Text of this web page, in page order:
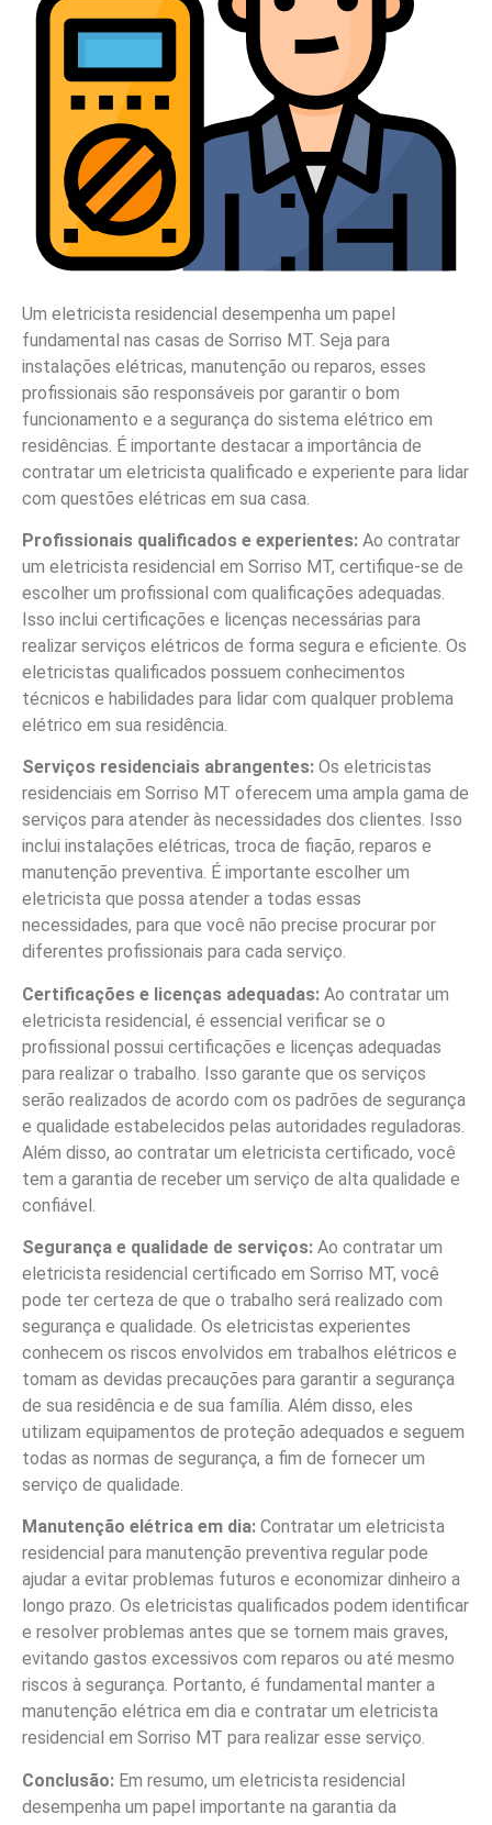
Um eletricista residencial desempenha um papel
fundamental nas casas de Sorriso MT. Seja para
instalações elétricas, manutenção ou reparos, esses
profissionais são responsáveis por garantir o bom
funcionamento e a segurança do sistema elétrico em
residências. É importante destacar a importância de
contratar um eletricista qualificado e experiente para lidar
com questões elétricas em sua casa.
Profissionais qualificados e experientes: Ao contratar
um eletricista residencial em Sorriso MT, certifique-se de
escolher um profissional com qualificações adequadas.
Isso inclui certificações e licenças necessárias para
realizar serviços elétricos de forma segura e eficiente. Os
eletricistas qualificados possuem conhecimentos
técnicos e habilidades para lidar com qualquer problema
elétrico em sua residência.
Serviços residenciais abrangentes: Os eletricistas
residenciais em Sorriso MT oferecem uma ampla gama de
serviços para atender às necessidades dos clientes. Isso
inclui instalações elétricas, troca de fiação, reparos e
manutenção preventiva. É importante escolher um
eletricista que possa atender a todas essas
necessidades, para que você não precise procurar por
diferentes profissionais para cada serviço.
Certificações e licenças adequadas: Ao contratar um
eletricista residencial, é essencial verificar se o
profissional possui certificações e licenças adequadas
para realizar o trabalho. Isso garante que os serviços
serão realizados de acordo com os padrões de segurança
e qualidade estabelecidos pelas autoridades reguladoras.
Além disso, ao contratar um eletricista certificado, você
tem a garantia de receber um serviço de alta qualidade e
confiável.
Segurança e qualidade de serviços: Ao contratar um
eletricista residencial certificado em Sorriso MT, você
pode ter certeza de que o trabalho será realizado com
segurança e qualidade. Os eletricistas experientes
conhecem os riscos envolvidos em trabalhos elétricos e
tomam as devidas precauções para garantir a segurança
de sua residência e de sua família. Além disso, eles
utilizam equipamentos de proteção adequados e seguem
todas as normas de segurança, a fim de fornecer um
serviço de qualidade.
Manutenção elétrica em dia: Contratar um eletricista
residencial para manutenção preventiva regular pode
ajudar a evitar problemas futuros e economizar dinheiro a
longo prazo. Os eletricistas qualificados podem identificar
e resolver problemas antes que se tornem mais graves,
evitando gastos excessivos com reparos ou até mesmo
riscos à segurança. Portanto, é fundamental manter a
manutenção elétrica em dia e contratar um eletricista
residencial em Sorriso MT para realizar esse serviço.
Conclusão: Em resumo, um eletricista residencial
desempenha um papel importante na garantia da